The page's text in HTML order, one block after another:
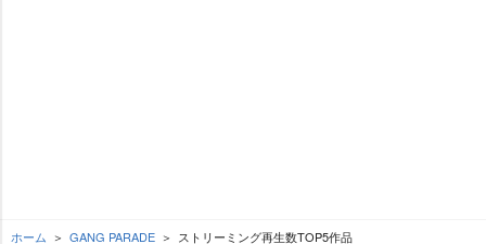
ホーム GANG PARADE ストリーミング再生数TOP5作品